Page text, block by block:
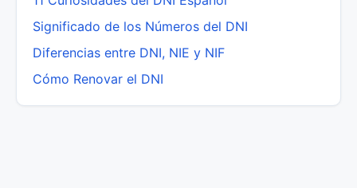
Significado de los Números del DNI
Diferencias entre DNI, NIE y NIF
Cómo Renovar el DNI